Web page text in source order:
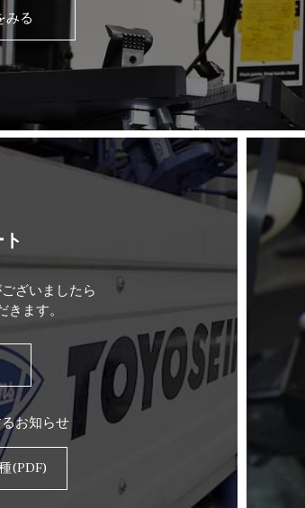
みる
ざいましたら
ます。
お知らせ
(PDF)